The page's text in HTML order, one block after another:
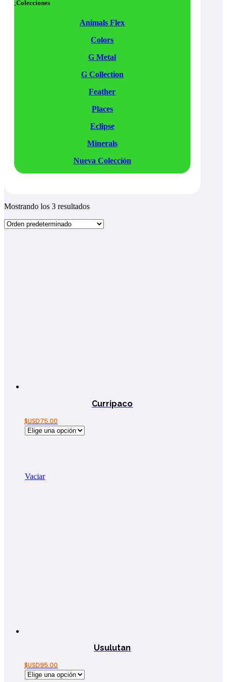
Colecciones
Animals Flex
Colors
G Metal
G Collection
Feather
Places
Eclipse
Minerals
Nueva Colección
Mostrando los 3 resultados
Curripaco
$USD75.00
Vaciar
Usulutan
$USD95.00